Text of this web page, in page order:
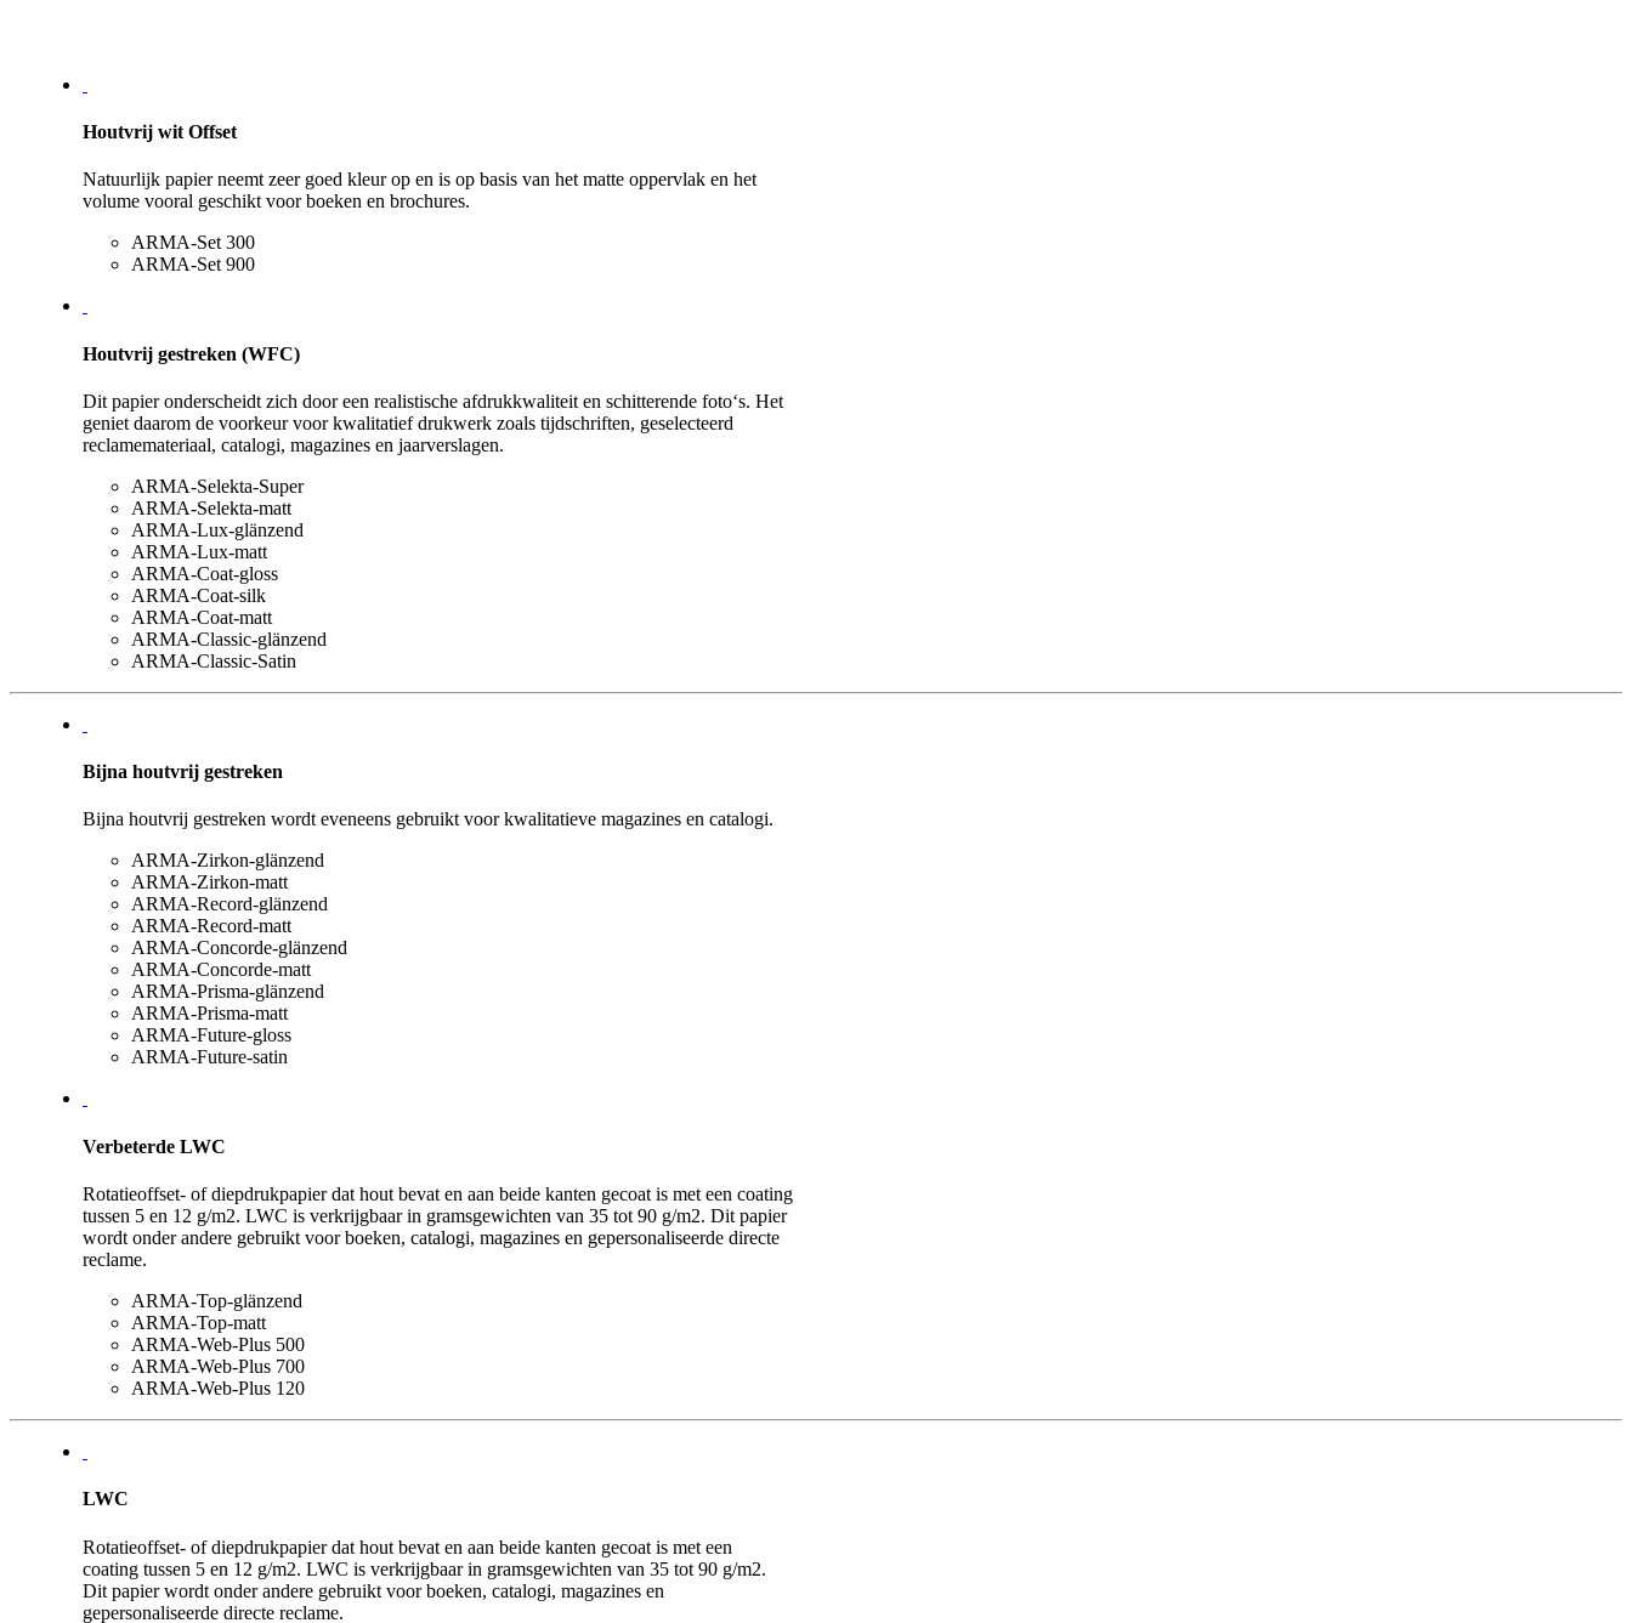
Houtvrij wit Offset
Natuurlijk papier neemt zeer goed kleur op en is op basis van het matte oppervlak en het
volume vooral geschikt voor boeken en brochures.
ARMA-Set 300
ARMA-Set 900
Houtvrij gestreken (WFC)
Dit papier onderscheidt zich door een realistische afdrukkwaliteit en schitterende foto‘s. Het
geniet daarom de voorkeur voor kwalitatief drukwerk zoals tijdschriften, geselecteerd
reclamemateriaal, catalogi, magazines en jaarverslagen.
ARMA-Selekta-Super
ARMA-Selekta-matt
ARMA-Lux-glänzend
ARMA-Lux-matt
ARMA-Coat-gloss
ARMA-Coat-silk
ARMA-Coat-matt
ARMA-Classic-glänzend
ARMA-Classic-Satin
Bijna houtvrij gestreken
Bijna houtvrij gestreken wordt eveneens gebruikt voor kwalitatieve magazines en catalogi.
ARMA-Zirkon-glänzend
ARMA-Zirkon-matt
ARMA-Record-glänzend
ARMA-Record-matt
ARMA-Concorde-glänzend
ARMA-Concorde-matt
ARMA-Prisma-glänzend
ARMA-Prisma-matt
ARMA-Future-gloss
ARMA-Future-satin
Verbeterde LWC
Rotatieoffset- of diepdrukpapier dat hout bevat en aan beide kanten gecoat is met een coating
tussen 5 en 12 g/m2. LWC is verkrijgbaar in gramsgewichten van 35 tot 90 g/m2. Dit papier
wordt onder andere gebruikt voor boeken, catalogi, magazines en gepersonaliseerde directe
reclame.
ARMA-Top-glänzend
ARMA-Top-matt
ARMA-Web-Plus 500
ARMA-Web-Plus 700
ARMA-Web-Plus 120
LWC
Rotatieoffset- of diepdrukpapier dat hout bevat en aan beide kanten gecoat is met een
coating tussen 5 en 12 g/m2. LWC is verkrijgbaar in gramsgewichten van 35 tot 90 g/m2.
Dit papier wordt onder andere gebruikt voor boeken, catalogi, magazines en
gepersonaliseerde directe reclame.